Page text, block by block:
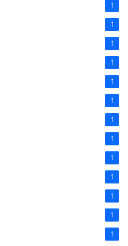
1
1
1
1
1
1
1
1
1
1
1
1
1